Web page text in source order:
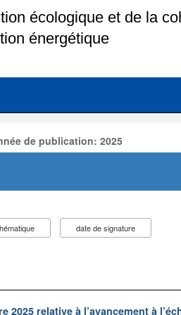
de publication: 2025
date de signature
2025 relative à l’avancement à